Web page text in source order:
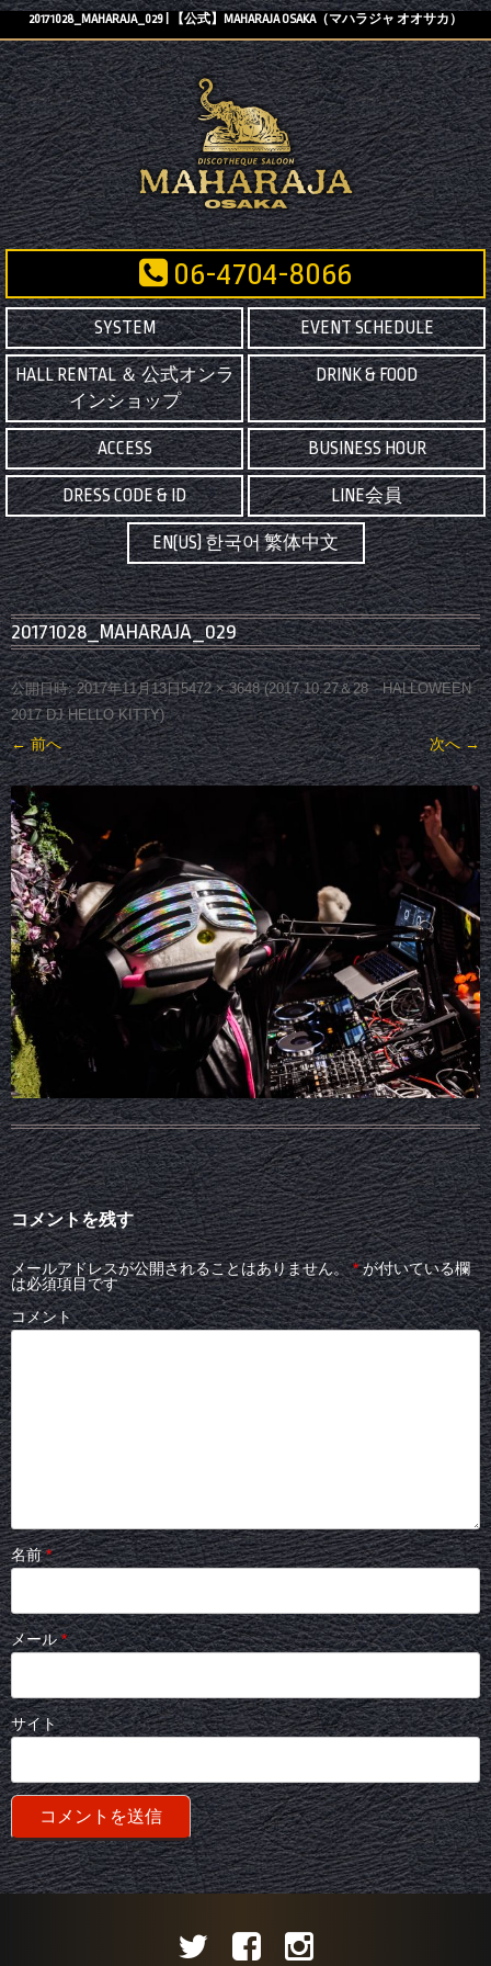
20171028_MAHARAJA_029 | 【公式】MAHARAJA OSAKA（マハラジャ オオサカ）
06-4704-8066
SYSTEM EVENT SCHEDULE
HALL RENTAL ＆ 公式オンラ
インショップ
DRINK & FOOD
ACCESS BUSINESS HOUR
DRESS CODE & ID LINE会員
EN(US) 한국어 繁体中文
20171028_MAHARAJA_029
公開日時: 2017年11月13日5472 × 3648(2017.10.27＆28 HALLOWEEN
2017 DJ HELLO KITTY)
← 前へ 次へ →
コメントを残す
メールアドレスが公開されることはありません。 *が付いている欄
は必須項目です
コメント
名前*
メール*
サイト